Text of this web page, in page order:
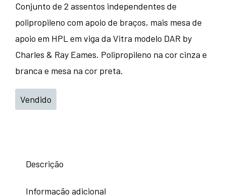
Conjunto de 2 assentos independentes de
polipropileno com apoio de braços, mais mesa de
apoio em HPL em viga da Vitra modelo DAR by
Charles & Ray Eames. Polipropileno na cor cinza e
branca e mesa na cor preta.
Vendido
Descrição
Informação adicional